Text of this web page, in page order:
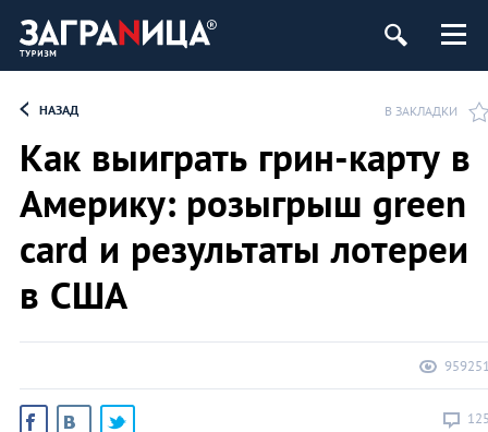
НАЗАД В ЗАКЛАДКИ
Как выиграть грин-карту в
Америку: розыгрыш green
card и результаты лотереи
в США